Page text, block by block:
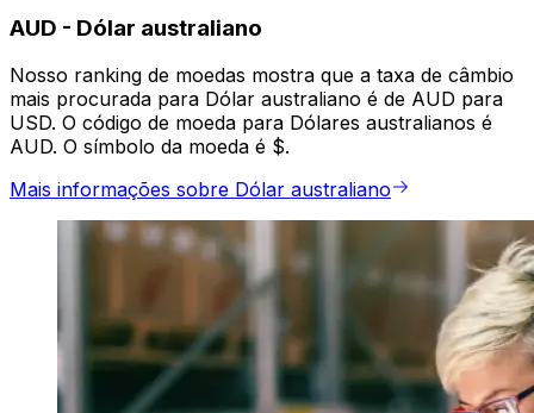
AUD - Dólar australiano
Nosso ranking de moedas mostra que a taxa de câmbio
mais procurada para Dólar australiano é de AUD para
USD. O código de moeda para Dólares australianos é
AUD. O símbolo da moeda é $.
Mais informações sobre Dólar australiano